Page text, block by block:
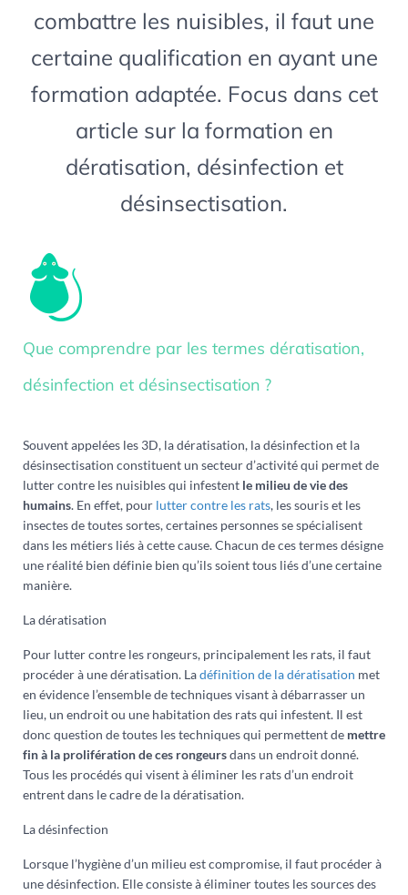
combattre les nuisibles, il faut une
certaine qualification en ayant une
formation adaptée. Focus dans cet
article sur la formation en
dératisation, désinfection et
désinsectisation.
Que comprendre par les termes dératisation,
désinfection et désinsectisation ?
Souvent appelées les 3D, la dératisation, la désinfection et la
désinsectisation constituent un secteur d’activité qui permet de
lutter contre les nuisibles qui infestent le milieu de vie des
humains. En effet, pour lutter contre les rats, les souris et les
insectes de toutes sortes, certaines personnes se spécialisent
dans les métiers liés à cette cause. Chacun de ces termes désigne
une réalité bien définie bien qu’ils soient tous liés d’une certaine
manière.
La dératisation
Pour lutter contre les rongeurs, principalement les rats, il faut
procéder à une dératisation. Ladéfinition de la dératisation met
en évidence l’ensemble de techniques visant à débarrasser un
lieu, un endroit ou une habitation des rats qui infestent. Il est
donc question de toutes les techniques qui permettent de mettre
fin à la prolifération de ces rongeursdans un endroit donné.
Tous les procédés qui visent à éliminer les rats d’un endroit
entrent dans le cadre de la dératisation.
La désinfection
Lorsque l’hygiène d’un milieu est compromise, il faut procéder à
une désinfection. Elle consiste à éliminer toutes les sources des